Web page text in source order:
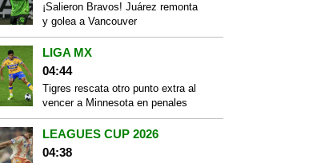
¡Salieron Bravos! Juárez remonta
y golea a Vancouver
LIGA MX
04:44
Tigres rescata otro punto extra al
vencer a Minnesota en penales
LEAGUES CUP 2026
04:38